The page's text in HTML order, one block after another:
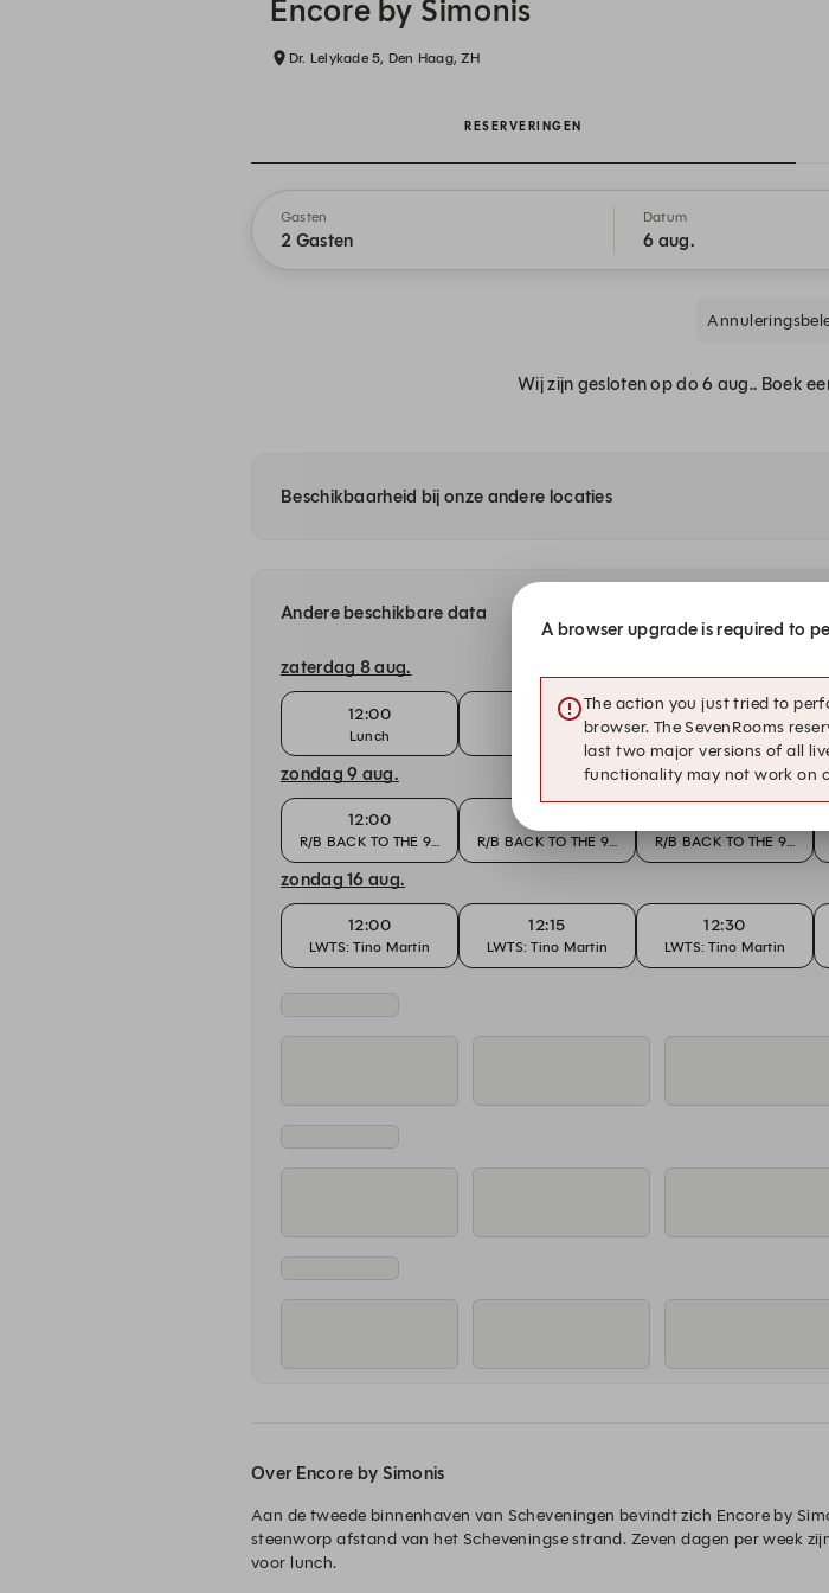
Encore by Simonis
Dr. Lelykade 5, Den Haag, ZH
RESERVERINGEN
Gasten
2 Gasten
Datum
6 aug.
Wij zijn gesloten op do 6 aug.. Boek
Beschikbaarheid bij onze andere locaties
Andere beschikbare data
zaterdag 8 aug.
12:00
Lunch
12:15 12:30
Lunch
zondag 9 aug.
12:00
R/B BACK TO THE 90'S R/B BACK TO THE 90'S R/B BACK TO THE 90'S
zondag 16 aug.
12:00
LWTS: Tino Martin
12:15
LWTS: Tino Martin
12:30
LWTS: Tino Martin
Over Encore by Simonis
Aan de tweede binnenhaven van Scheveningen bevindt zich Encore by
steenworp afstand van het Scheveningse strand. Zeven dagen per week
voor lunch.
A browser upgrade is required to
The action you just tried to
browser. The SevenRooms
last two major versions of all
functionality may not work on